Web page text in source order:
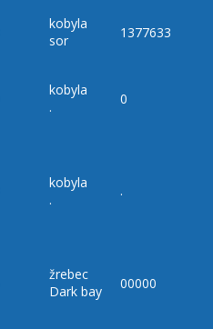
kobyla
sor
1377633
kobyla
.
0
kobyla
.
.
žrebec
Dark bay
00000